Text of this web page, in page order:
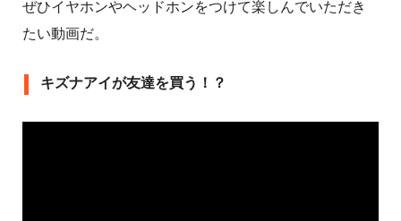
ぜひイヤホンやヘッドホンをつけて楽しんでいただき
たい動画だ。
キズナアイが友達を買う！？